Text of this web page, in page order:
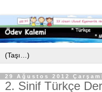
29 Ağustos 2012
2. Sinif Türkçe